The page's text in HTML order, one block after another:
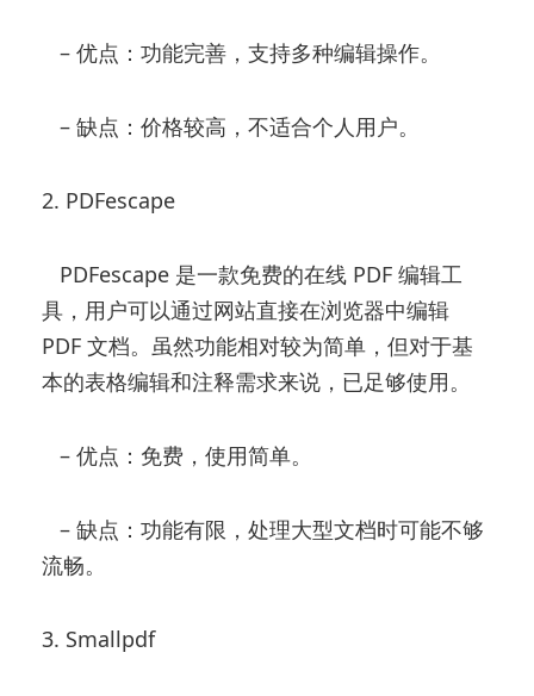
– 优点：功能完善，支持多种编辑操作。
– 缺点：价格较高，不适合个人用户。
2. PDFescape
PDFescape 是一款免费的在线 PDF 编辑工
具，用户可以通过网站直接在浏览器中编辑
PDF 文档。虽然功能相对较为简单，但对于基
本的表格编辑和注释需求来说，已足够使用。
– 优点：免费，使用简单。
– 缺点：功能有限，处理大型文档时可能不够
流畅。
3. Smallpdf